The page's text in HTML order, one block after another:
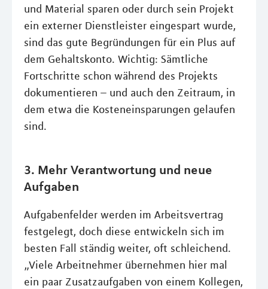
und Material sparen oder durch sein Projekt
ein externer Dienstleister eingespart wurde,
sind das gute Begründungen für ein Plus auf
dem Gehaltskonto. Wichtig: Sämtliche
Fortschritte schon während des Projekts
dokumentieren – und auch den Zeitraum, in
dem etwa die Kosteneinsparungen gelaufen
sind.
3. Mehr Verantwortung und neue
Aufgaben
Aufgabenfelder werden im Arbeitsvertrag
festgelegt, doch diese entwickeln sich im
besten Fall ständig weiter, oft schleichend.
„Viele Arbeitnehmer übernehmen hier mal
ein paar Zusatzaufgaben von einem Kollegen,